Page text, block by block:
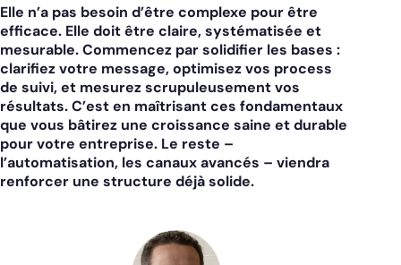
Elle n’a pas besoin d’être complexe pour être
efficace. Elle doit être claire, systématisée et
mesurable. Commencez par solidifier les bases :
clarifiez votre message, optimisez vos process
de suivi, et mesurez scrupuleusement vos
résultats. C’est en maîtrisant ces fondamentaux
que vous bâtirez une croissance saine et durable
pour votre entreprise. Le reste –
l’automatisation, les canaux avancés – viendra
renforcer une structure déjà solide.